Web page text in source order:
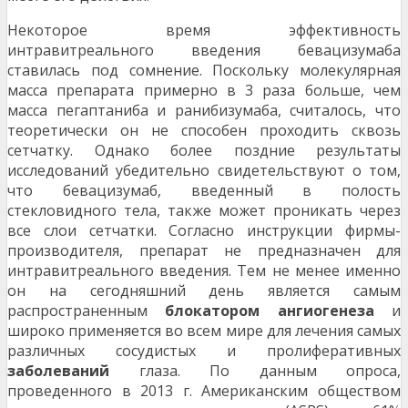
Некоторое время эффективность
интравитреального введения бевацизумаба
ставилась под сомнение. Поскольку молекулярная
масса препарата примерно в 3 раза больше, чем
масса пегаптаниба и ранибизумаба, считалось, что
теоретически он не способен проходить сквозь
сетчатку. Однако более поздние результаты
исследований убедительно свидетельствуют о том,
что бевацизумаб, введенный в полость
стекловидного тела, также может проникать через
все слои сетчатки. Согласно инструкции фирмы-
производителя, препарат не предназначен для
интравитреального введения. Тем не менее именно
он на сегодняшний день является самым
распространенным блокатором ангиогенеза и
широко применяется во всем мире для лечения самых
различных сосудистых и пролиферативных
заболеваний глаза. По данным опроса,
проведенного в 2013 г. Американским обществом